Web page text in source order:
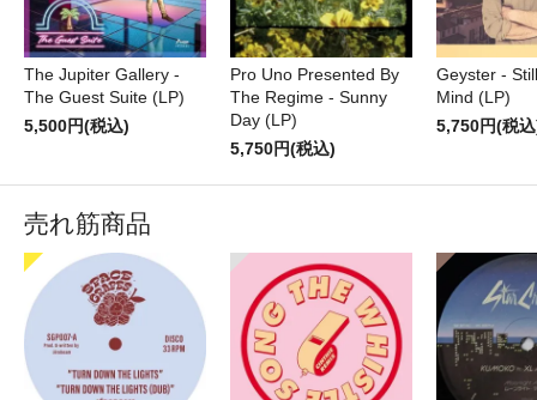
The Jupiter Gallery -
The Guest Suite (LP)
5,500円(税込)
Pro Uno Presented By
The Regime - Sunny
Day (LP)
5,750円(税込)
Geyster -
Mind (LP)
5,750円(税
売れ筋商品